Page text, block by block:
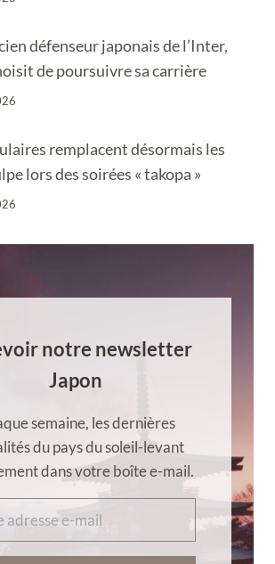
défenseur japonais de l’Inter,
de poursuivre sa carrière
remplacent désormais les
lors des soirées « takopa »
notre newsletter
Japon
semaine, les dernières
du pays du soleil-levant
dans votre boîte e-mail.